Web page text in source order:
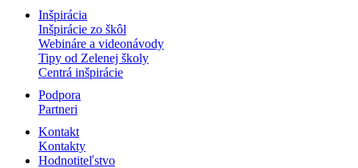
Inšpirácia
Inšpirácie zo škôl
Webináre a videonávody
Tipy od Zelenej školy
Centrá inšpirácie
Podpora
Partneri
Kontakt
Kontakty
Hodnotiteľstvo